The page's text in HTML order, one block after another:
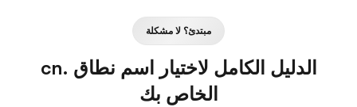
مبتدئ؟ لا مشكلة
الدليل الكامل لاختيار اسم نطاق .cn
الخاص بك